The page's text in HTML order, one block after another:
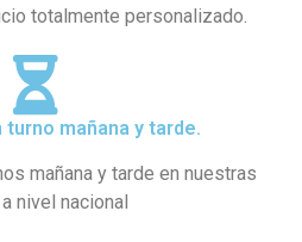
totalmente personalizado.
mañana y tarde.
mañana y tarde en nuestras
nivel nacional